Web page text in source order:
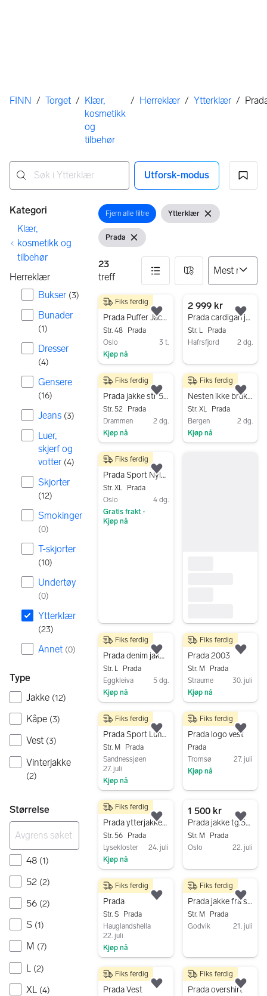
Her er du
FINN / Torget / Klær,
kosmetikk
og
tilbehør
/ Herreklær / Ytterklær /
Utforsk-modus
Filtre
Kategori
Klær,
kosmetikk og
tilbehør
Herreklær
Bukser (3)
Bunader
(1)
Dresser
(4)
Gensere
(16)
Jeans (3)
Luer,
skjerf og
votter (4)
Skjorter
(12)
Smokinger
(0)
T-skjorter
(10)
Undertøy
(0)
Ytterklær
(23)
Annet (0)
Type
Jakke (12)
Kåpe (3)
Vest (3)
Vinterjakke
(2)
Størrelse
48 (1)
52 (2)
56 (2)
S (1)
M (7)
L (2)
XL (4)
Åpne filter
Fjern alle filtre Vis filter
Ytterklær Fjern filter
Vis filter
Prada
Fjern filter
23
treff
23 resultater
10 000 kr
Prada Puffer Jacket
Str. 48
Prada
Oslo
3 t.
Kjøp nå
Fiks ferdig
Legg til som favoritt.
2 999 kr
Prada cardigan jakke
Str. L
Prada
Hafrsfjord
2 dg.
5 000 kr
Prada jakke str 52 blå herre
Str. 52
Prada
Drammen
2 dg.
Kjøp nå
Fiks ferdig
Legg til som favoritt.
7 300 kr
Nesten ikke brukt Prada gore-tex frakk
Str. XL
Prada
Bergen
2 dg.
Kjøp nå
Fiks ferdig
3 799 kr
Prada Sport Nylon Puffer Size 56
Str. XL
Prada
Oslo
4 dg.
Gratis frakt •
Kjøp nå
Fiks ferdig
Legg til som favoritt.
1 500 kr
Prada denim jakke str L
Str. L
Prada
Eggkleiva
5 dg.
Kjøp nå
Fiks ferdig
Legg til som favoritt.
4 000 kr
Prada 2003
Str. M
Prada
Straume
30. juli
Kjøp nå
Fiks ferdig
3 200 kr
Prada Sport Luna Rossa 2003
Str. M
Prada
Sandnessjøen
27. juli
Kjøp nå
Fiks ferdig
Legg til som favoritt.
5 850 kr
Prada logo vest
Prada
Tromsø
27. juli
Kjøp nå
Fiks ferdig
Gå til annonsen
1 400 kr
Prada ytterjakke / kåpe
Str. 56
Prada
Lysekloster
24. juli
Kjøp nå
Fiks ferdig
Legg til som favoritt.
1 500 kr
Prada jakke tg.52 herre (M)
Str. M
Prada
Oslo
22. juli
7 000 kr
Prada
Str. S
Prada
Hauglandshella
22. juli
Kjøp nå
Fiks ferdig
Legg til som favoritt.
3 000 kr
Prada jakke fra str 52
Str. M
Prada
Godvik
21. juli
Fiks ferdig
3 499 kr
Prada Vest
Fiks ferdig
Legg til som favoritt.
9 000 kr
Prada overshirt
Fiks ferdig